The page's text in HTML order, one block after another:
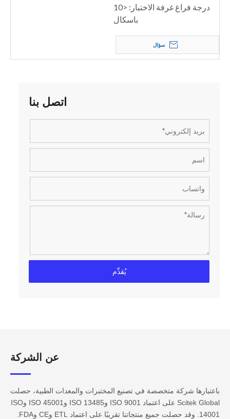
درجة فراغ غرفة الاختبار: <10
باسكال
سؤال
اتصل بنا
يُقدِّم
عن الشركة​​​​​​
باعتبارها شركة متخصصة في تصنيع المختبرات والمعدات الطبية، حصلت
Scitek Global على اعتماد ISO 9001 وISO 13485 وISO 45001 وISO
14001. وقد حصلت جميع منتجاتنا تقريبًا على اعتماد ETL وCE وFDA.